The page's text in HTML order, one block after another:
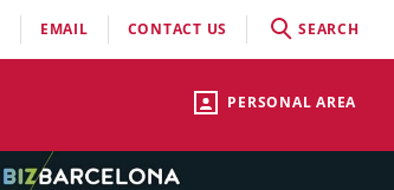
PERSONAL AREA
EMAIL CONTACT US SEARCH